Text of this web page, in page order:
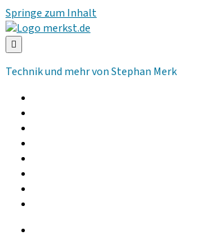
Springe zum Inhalt
merkst.de
Technik und mehr von Stephan Merk